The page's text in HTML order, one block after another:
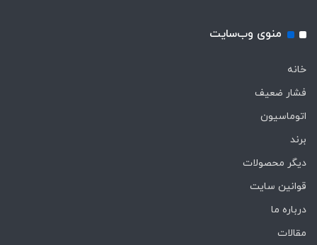
منوی وب‌سایت
خانه
فشار ضعیف
اتوماسیون
برند
دیگر محصولات
قوانین سایت
درباره ما
مقالات